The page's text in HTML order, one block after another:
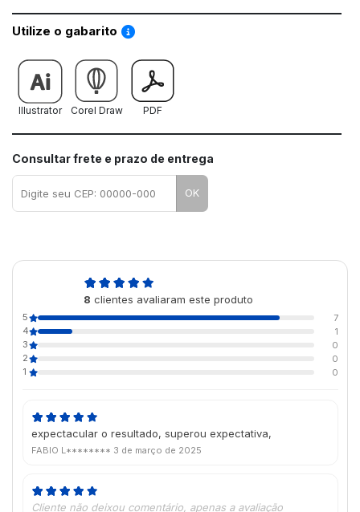
Utilize o gabarito Saiba como utilizar os nossos gabaritos
Illustrator Corel Draw PDF
Consultar frete e prazo de entrega
OK
8 clientes avaliaram este produto
5
7
4
1
3
0
2
0
1
0
expectacular o resultado, superou expectativa,
FABIO L******** 3 de março de 2025
Cliente não deixou comentário, apenas a avaliação